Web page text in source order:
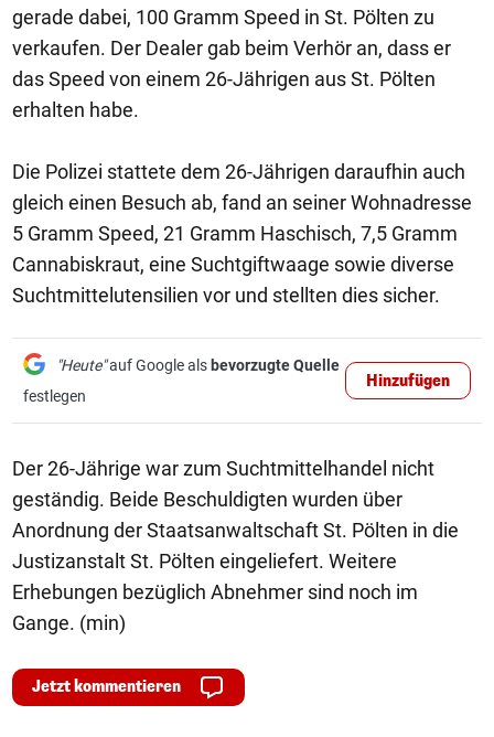
gerade dabei, 100 Gramm Speed in St. Pölten zu
verkaufen. Der Dealer gab beim Verhör an, dass er
das Speed von einem 26-Jährigen aus St. Pölten
erhalten habe.
Die Polizei stattete dem 26-Jährigen daraufhin auch
gleich einen Besuch ab, fand an seiner Wohnadresse
5 Gramm Speed, 21 Gramm Haschisch, 7,5 Gramm
Cannabiskraut, eine Suchtgiftwaage sowie diverse
Suchtmittelutensilien vor und stellten dies sicher.
"Heute"auf Google als bevorzugte Quelle
festlegen
Hinzufügen
Der 26-Jährige war zum Suchtmittelhandel nicht
geständig. Beide Beschuldigten wurden über
Anordnung der Staatsanwaltschaft St. Pölten in die
Justizanstalt St. Pölten eingeliefert. Weitere
Erhebungen bezüglich Abnehmer sind noch im
Gange. (min)
Jetzt kommentieren